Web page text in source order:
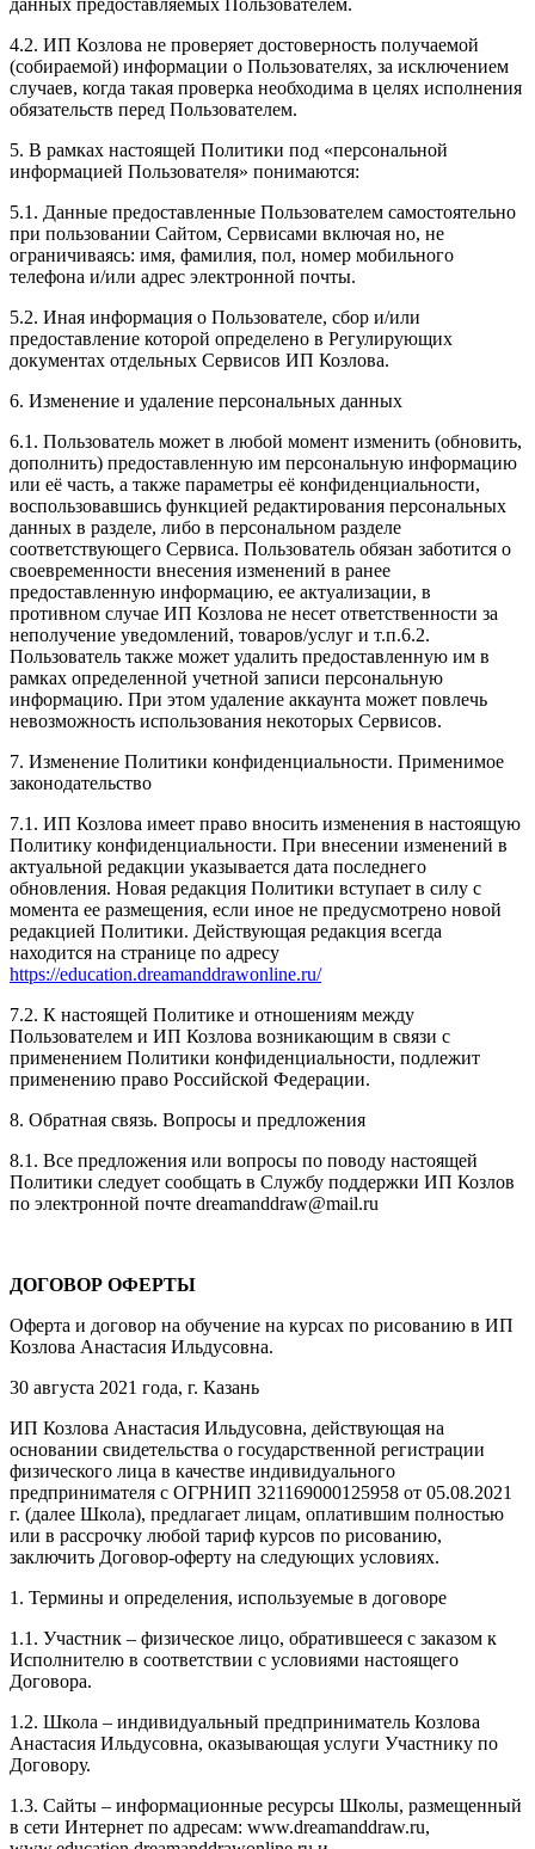
данных предоставляемых Пользователем.
4.2. ИП Козлова не проверяет достоверность получаемой
(собираемой) информации о Пользователях, за исключением
случаев, когда такая проверка необходима в целях исполнения
обязательств перед Пользователем.
5. В рамках настоящей Политики под «персональной
информацией Пользователя» понимаются:
5.1. Данные предоставленные Пользователем самостоятельно
при пользовании Сайтом, Сервисами включая но, не
ограничиваясь: имя, фамилия, пол, номер мобильного
телефона и/или адрес электронной почты.
5.2. Иная информация о Пользователе, сбор и/или
предоставление которой определено в Регулирующих
документах отдельных Сервисов ИП Козлова.
6. Изменение и удаление персональных данных
6.1. Пользователь может в любой момент изменить (обновить,
дополнить) предоставленную им персональную информацию
или её часть, а также параметры её конфиденциальности,
воспользовавшись функцией редактирования персональных
данных в разделе, либо в персональном разделе
соответствующего Сервиса. Пользователь обязан заботится о
своевременности внесения изменений в ранее
предоставленную информацию, ее актуализации, в
противном случае ИП Козлова не несет ответственности за
неполучение уведомлений, товаров/услуг и т.п.6.2.
Пользователь также может удалить предоставленную им в
рамках определенной учетной записи персональную
информацию. При этом удаление аккаунта может повлечь
невозможность использования некоторых Сервисов.
7. Изменение Политики конфиденциальности. Применимое
законодательство
7.1. ИП Козлова имеет право вносить изменения в настоящую
Политику конфиденциальности. При внесении изменений в
актуальной редакции указывается дата последнего
обновления. Новая редакция Политики вступает в силу с
момента ее размещения, если иное не предусмотрено новой
редакцией Политики. Действующая редакция всегда
находится на странице по адресу
https://education.dreamanddrawonline.ru/
7.2. К настоящей Политике и отношениям между
Пользователем и ИП Козлова возникающим в связи с
применением Политики конфиденциальности, подлежит
применению право Российской Федерации.
8. Обратная связь. Вопросы и предложения
8.1. Все предложения или вопросы по поводу настоящей
Политики следует сообщать в Службу поддержки ИП Козлов
по электронной почте dreamanddraw@mail.ru
ДОГОВОР ОФЕРТЫ
Оферта и договор на обучение на курсах по рисованию в ИП
Козлова Анастасия Ильдусовна.
30 августа 2021 года, г. Казань
ИП Козлова Анастасия Ильдусовна, действующая на
основании свидетельства о государственной регистрации
физического лица в качестве индивидуального
предпринимателя с ОГРНИП 321169000125958 от 05.08.2021
г. (далее Школа), предлагает лицам, оплатившим полностью
или в рассрочку любой тариф курсов по рисованию,
заключить Договор-оферту на следующих условиях.
1. Термины и определения, используемые в договоре
1.1. Участник – физическое лицо, обратившееся с заказом к
Исполнителю в соответствии с условиями настоящего
Договора.
1.2. Школа – индивидуальный предприниматель Козлова
Анастасия Ильдусовна, оказывающая услуги Участнику по
Договору.
1.3. Сайты – информационные ресурсы Школы, размещенный
в сети Интернет по адресам: www.dreamanddraw.ru,